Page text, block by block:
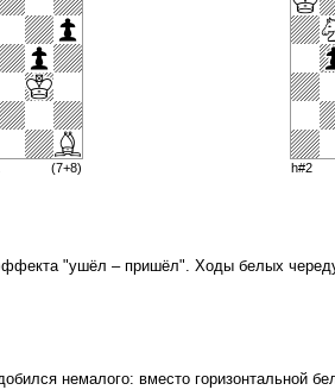
(7+8) h#2
"ушёл – пришёл". Ходы белых
немалого: вместо горизонтальной